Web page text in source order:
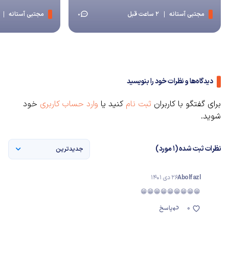
مجتبی آستانه 2 ساعت قبل 0 مجتبی آستانه
دیدگاه‌ها و نظرات خود را بنویسید
برای گفتگو با کاربران ثبت نام کنید یا وارد حساب کاربری خود
شوید.
نظرات ثبت شده (1 مورد) جدیدترین
Abolfazl26 دی 1401
😁😁😁😁😁😁😁😁😁
پاسخ
0